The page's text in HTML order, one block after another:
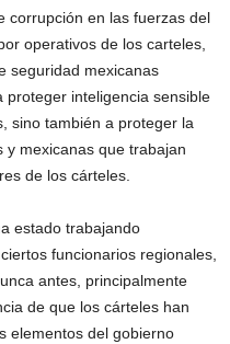
corrupción en las fuerzas del
operativos de los carteles,
seguridad mexicanas
proteger inteligencia sensible
sino también a proteger la
y mexicanas que trabajan
de los cárteles.
estado trabajando
funcionarios regionales,
antes, principalmente
de que los cárteles han
elementos del gobierno